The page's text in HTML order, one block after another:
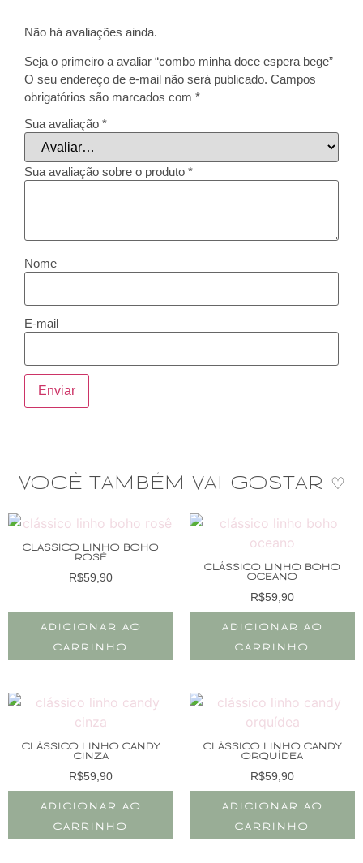
Não há avaliações ainda.
Seja o primeiro a avaliar “combo minha doce espera bege”
O seu endereço de e-mail não será publicado. Campos
obrigatórios são marcados com *
Sua avaliação *
Sua avaliação sobre o produto *
Nome
E-mail
VOCÊ TAMBÉM VAI GOSTAR ♡
CLÁSSICO LINHO BOHO
ROSÊ
R$59,90
ADICIONAR AO
CARRINHO
CLÁSSICO LINHO BOHO
OCEANO
R$59,90
ADICIONAR AO
CARRINHO
CLÁSSICO LINHO CANDY
CINZA
R$59,90
ADICIONAR AO
CARRINHO
CLÁSSICO LINHO CANDY
ORQUÍDEA
R$59,90
ADICIONAR AO
CARRINHO